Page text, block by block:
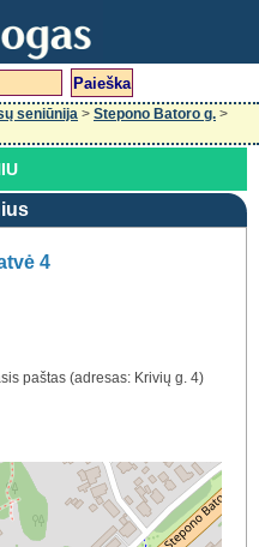
seniūnija > Stepono Batoro g. >
4
paštas (adresas: Krivių g. 4)